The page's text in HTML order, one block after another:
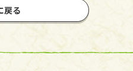
戻る